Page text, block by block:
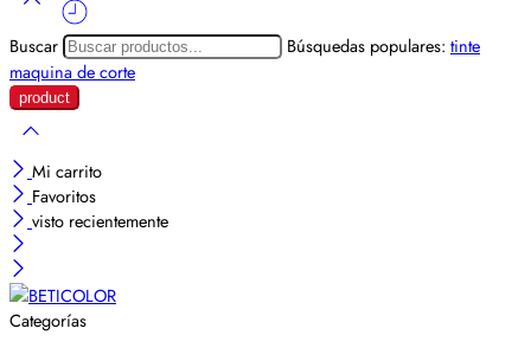
Buscar Búsquedas populares: tinte
maquina de corte
Mi carrito
Favoritos
visto recientemente
Categorías